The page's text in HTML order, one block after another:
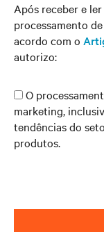
Após receber e
processamento
acordo com o
autorizo:
O
marketing,
tendências do
produtos.